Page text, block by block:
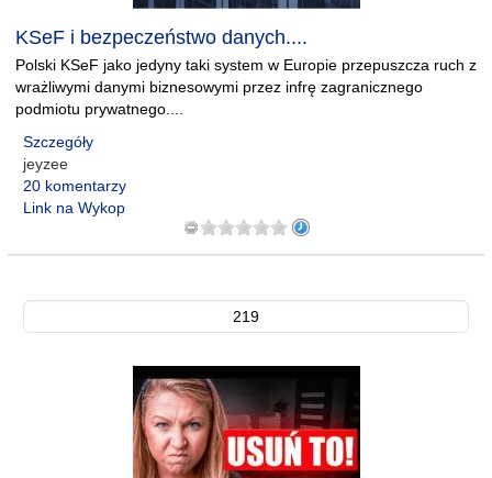
KSeF i bezpeczeństwo danych....
Polski KSeF jako jedyny taki system w Europie przepuszcza ruch z
wrażliwymi danymi biznesowymi przez infrę zagranicznego
podmiotu prywatnego....
Szczegóły
jeyzee
20 komentarzy
Link na Wykop
219